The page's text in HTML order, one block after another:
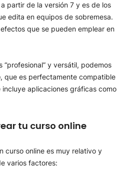
partir de la versión 7 y es de los
edita en equipos de sobremesa.
que se pueden emplear en
“profesional” y versátil, podemos
, que es perfectamente compatible
aplicaciones gráficas como
tu curso online
curso online es muy relativo y
varios factores: